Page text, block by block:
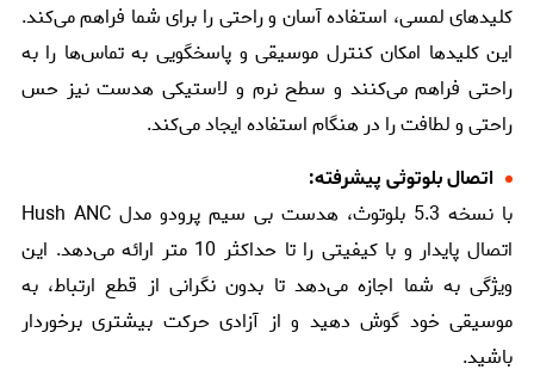
کلیدهای لمسی، استفاده آسان و راحتی را برای شما فراهم می‌کند.
این کلیدها امکان کنترل موسیقی و پاسخگویی به تماس‌ها را به
راحتی فراهم می‌کنند و سطح نرم و لاستیکی هدست نیز حس
راحتی و لطافت را در هنگام استفاده ایجاد می‌کند.
اتصال بلوتوثی پیشرفته:
با نسخه 5.3 بلوتوث، هدست بی سیم پرودو مدل Hush ANC
اتصال پایدار و با کیفیتی را تا حداکثر 10 متر ارائه می‌دهد. این
ویژگی به شما اجازه می‌دهد تا بدون نگرانی از قطع ارتباط، به
موسیقی خود گوش دهید و از آزادی حرکت بیشتری برخوردار
باشید.